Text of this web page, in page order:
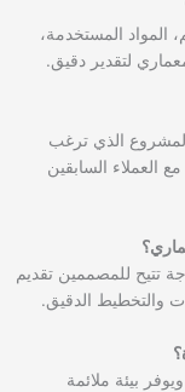
المواد المستخدمة،
لتقدير دقيق.
الذي ترغب
العملاء السابقين
تتيح للمصممين تقديم
والتخطيط الدقيق.
بيئة ملائمة